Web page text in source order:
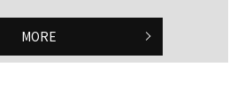
MORE